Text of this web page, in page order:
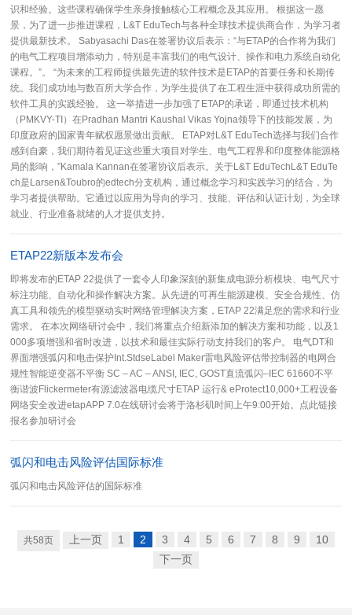
识和经验。这些课程确保学生亲身接触核心工程概念及其应用。 根据这一愿
景，为了进一步推进课程，L&T EduTech与各种全球技术提供商合作，为学习者
提供最新技术。 Sabyasachi Das在签署协议后表示：“与ETAP的合作将为我们
的电气工程项目增添动力，特别是丰富我们的电气设计、操作和电力系统自动化
课程。”。 “为未来的工程师提供最先进的软件技术是ETAP的首要任务和长期传
统。我们成功地与数百所大学合作，为学生提供了在工程生涯中获得成功所需的
软件工具的实践经验。 这一举措进一步加强了ETAP的承诺，即通过技术机构
（PMKVY-TI）在Pradhan Mantri Kaushal Vikas Yojna领导下的技能发展，为
印度政府的国家青年赋权愿景做出贡献。 ETAP对L&T EduTech选择与我们合作
感到自豪，我们期待着见证这些重大项目对学生、电气工程界和印度整体能源格
局的影响，”Kamala Kannan在签署协议后表示。关于L&T EduTechL&T EduTe
ch是Larsen&Toubro的edtech分支机构，通过概念学习和实践学习的结合，为
学习者提供帮助。它通过以应用为导向的学习、技能、评估和认证计划，为全球
就业、行业准备就绪的人才提供支持。
ETAP22新版本发布会
即将发布的ETAP 22提供了一套令人印象深刻的新集成电源分析模块、电气尺寸
标注功能、自动化和操作解决方案。从先进的可再生能源建模、安全合规性、仿
真工具和领先的模型驱动实时网络管理解决方案，ETAP 22满足您的需求和行业
需求。 在本次网络研讨会中，我们将重点介绍新添加的解决方案和功能，以及1
000多项增强和省时改进，以技术和最佳实际行动支持我们的客户。 电气DT和
界面增强弧闪和电击保护Int.StdseLabel Maker雷电风险评估带控制器的电网合
规性智能逆变器不平衡 SC – AC – ANSI, IEC, GOST直流弧闪–IEC 61660不平
衡谐波Flickermeter有源滤波器电缆尺寸ETAP 运行& eProtect10,000+工程设备
网络安全改进etapAPP 7.0在线研讨会将于洛杉矶时间上午9:00开始。点此链接
报名参加研讨会
弧闪和电击风险评估国际标准
弧闪和电击风险评估的国际标准
共58页 上一页 1 2 3 4 5 6 7 8 9
10
下一页